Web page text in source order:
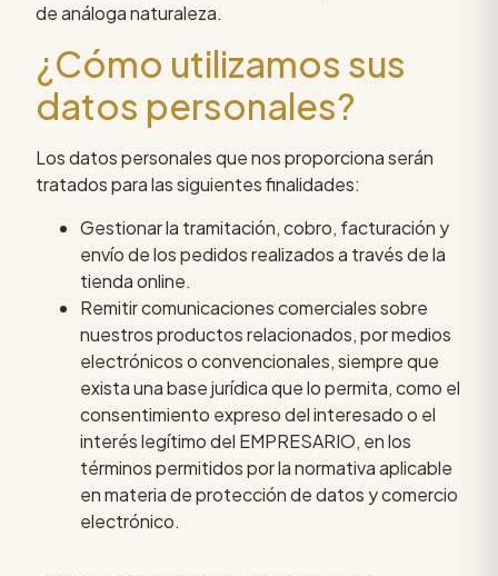
de análoga naturaleza.
¿Cómo utilizamos sus
datos personales?
Los datos personales que nos proporciona serán
tratados para las siguientes finalidades:
Gestionar la tramitación, cobro, facturación y
envío de los pedidos realizados a través de la
tienda online.
Remitir comunicaciones comerciales sobre
nuestros productos relacionados, por medios
electrónicos o convencionales, siempre que
exista una base jurídica que lo permita, como el
consentimiento expreso del interesado o el
interés legítimo del EMPRESARIO, en los
términos permitidos por la normativa aplicable
en materia de protección de datos y comercio
electrónico.